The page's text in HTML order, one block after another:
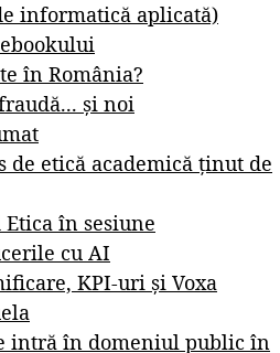
informatică aplicată)
în România?
și noi
de etică academică ținut de
în sesiune
cu AI
KPI-uri și Voxa
intră în domeniul public în